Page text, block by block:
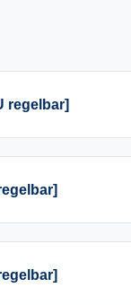
regelbar]